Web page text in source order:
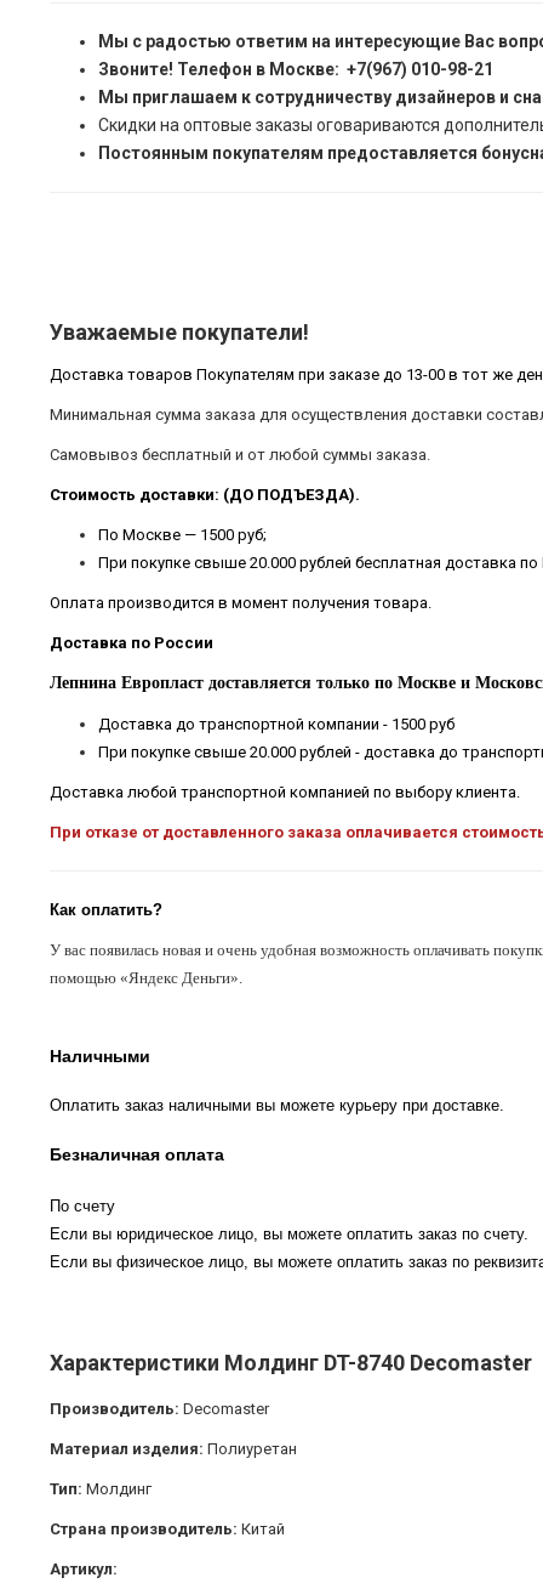
Мы с радостью ответим на интересующие Вас
Звоните! Телефон в Москве: +7(967) 010-98-21
Мы приглашаем к сотрудничеству дизайнеров и
Скидки на оптовые заказы оговариваются
Постоянным покупателям предоставляется
Уважаемые покупатели!
Доставка товаров Покупателям при заказе до 13-00 в тот же
Минимальная сумма заказа для осуществления доставки
Самовывоз бесплатный и от любой суммы заказа.
Стоимость доставки: (ДО ПОДЪЕЗДА).
По Москве — 1500 руб;
При покупке свыше 20.000 рублей бесплатная доставка
Оплата производится в момент получения товара.
Доставка по России
Лепнина Европласт доставляется только по Москве и
Доставка до транспортной компании - 1500 руб
При покупке свыше 20.000 рублей - доставка до
Доставка любой транспортной компанией по выбору клиента.
При отказе от доставленного заказа оплачивается
Как оплатить?
У вас появилась новая и очень удобная возможность оплачивать
помощью «Яндекс Деньги».
Наличными
Оплатить заказ наличными вы можете курьеру при доставке.
Безналичная оплата
По счету
Если вы юридическое лицо, вы можете оплатить заказ по счету.
Если вы физическое лицо, вы можете оплатить заказ по
Характеристики Молдинг DT-8740 Decomaster
Производитель: Decomaster
Материал изделия: Полиуретан
Тип: Молдинг
Страна производитель: Китай
Артикул: